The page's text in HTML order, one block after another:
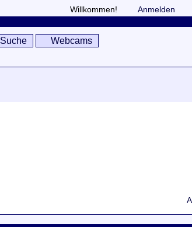
Willkommen! Anmelden
Suche Webcams